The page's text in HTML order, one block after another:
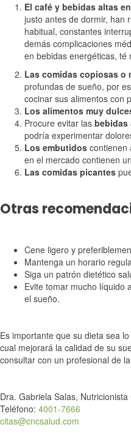
El café y bebidas altas
justo antes de dormir, han
habitual, constantes
demás complicaciones
en bebidas energéticas, té
Las comidas copiosas o
profundas de sueño, por
cocinar sus alimentos con
Los alimentos muy
Procure evitar las bebidas
podría experimentar
Los embutidos contienen
en el mercado contienen
Las comidas picantes
Otras
Cene ligero y
Mantenga un horario
Siga un patrón dietético
Evite tomar mucho líquido
el sueño.
Es importante que su dieta sea
cual mejorará la calidad de su
consultar con un profesional de
Dra. Gabriela Salas, Nutricionista
Teléfono: 4001-7666
citas@cncsalud.com